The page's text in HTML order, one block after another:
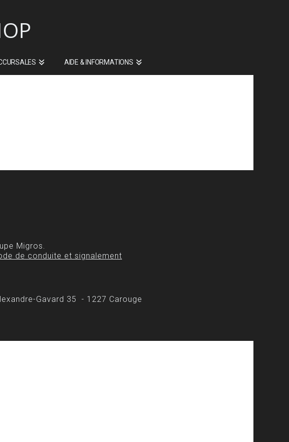
AIDE & INFORMATIONS
Migros.
de conduite et signalement
Gavard 35 - 1227 Carouge